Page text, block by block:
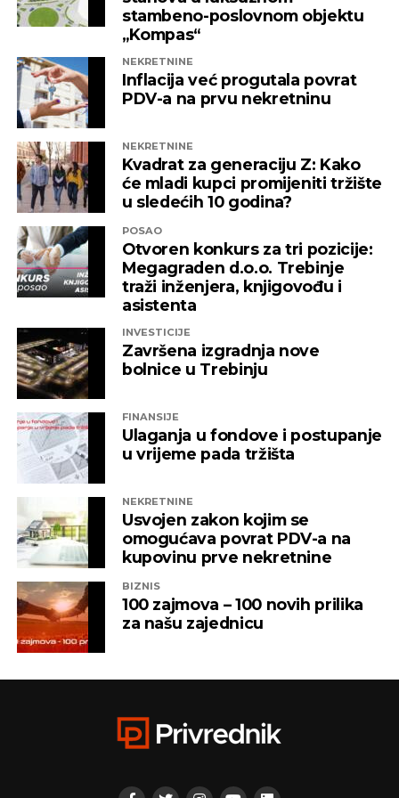
stambeno-poslovnom objektu
„Kompas“
NEKRETNINE
Inflacija već progutala povrat
PDV-a na prvu nekretninu
NEKRETNINE
Kvadrat za generaciju Z: Kako
će mladi kupci promijeniti tržište
u sledećih 10 godina?
POSAO
Otvoren konkurs za tri pozicije:
Megagraden d.o.o. Trebinje
traži inženjera, knjigovođu i
asistenta
INVESTICIJE
Završena izgradnja nove
bolnice u Trebinju
FINANSIJE
Ulaganja u fondove i postupanje
u vrijeme pada tržišta
NEKRETNINE
Usvojen zakon kojim se
omogućava povrat PDV-a na
kupovinu prve nekretnine
BIZNIS
100 zajmova – 100 novih prilika
za našu zajednicu